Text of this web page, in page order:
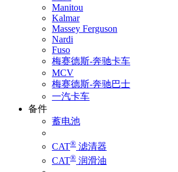
Manitou
Kalmar
Massey Ferguson
Nardi
Fuso
梅赛德斯-奔驰卡车
MCV
梅赛德斯-奔驰巴士
一汽卡车
备件
蓄电池
CAT® 滤清器
CAT® 润滑油